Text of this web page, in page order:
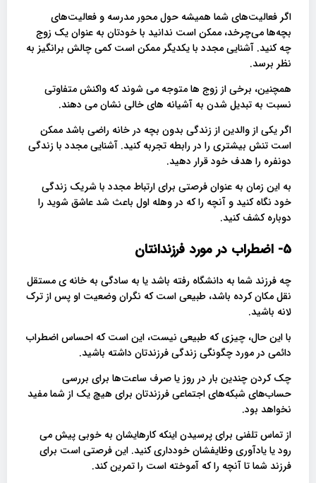
اگر فعالیت‌های شما همیشه حول محور مدرسه و فعالیت‌های
بچه‌ها می‌چرخد، ممکن است ندانید با خودتان به عنوان یک زوج
چه کنید. آشنایی مجدد با یکدیگر ممکن است کمی چالش برانگیز به
نظر برسد.
همچنین، برخی از زوج ها متوجه می شوند که واکنش متفاوتی
نسبت به تبدیل شدن به آشیانه های خالی نشان می دهند.
اگر یکی از والدین از زندگی بدون بچه در خانه راضی باشد ممکن
است تنش بیشتری را در رابطه تجربه کنید. آشنایی مجدد با زندگی
دونفره را هدف خود قرار دهید.
به این زمان به عنوان فرصتی برای ارتباط مجدد با شریک زندگی
خود نگاه کنید و آنچه را که در وهله اول باعث شد عاشق شوید را
دوباره کشف کنید.
5- اضطراب در مورد فرزندانتان
چه فرزند شما به دانشگاه رفته باشد یا به سادگی به خانه ی مستقل
نقل مکان کرده باشد، طبیعی است که نگران وضعیت او پس از ترک
لانه باشید.
با این حال، چیزی که طبیعی نیست، این است که احساس اضطراب
دائمی در مورد چگونگی زندگی فرزندتان داشته باشید.
چک کردن چندین بار در روز یا صرف ساعت‌ها برای بررسی
حساب‌های شبکه‌های اجتماعی فرزندتان برای هیچ یک از شما مفید
نخواهد بود.
از تماس تلفنی برای پرسیدن اینکه کارهایشان به خوبی پیش می
رود یا یادآوری وظایفشان خودداری کنید. این فرصتی است برای
فرزند شما تا آنچه را که آموخته است را تمرین کند.